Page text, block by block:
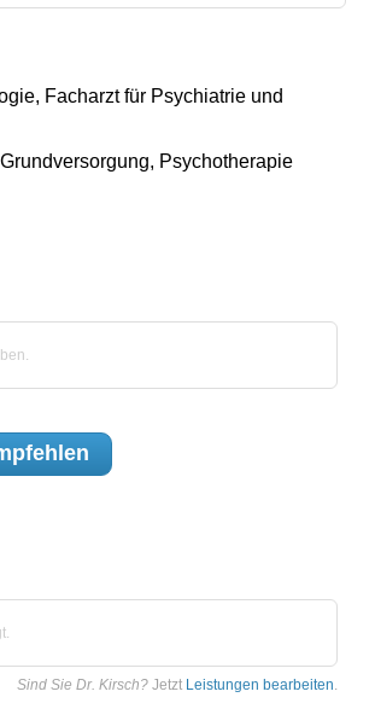
Facharzt für Psychiatrie und
Psychotherapie
Sind Sie Dr. Kirsch? Jetzt Leistungen bearbeiten.